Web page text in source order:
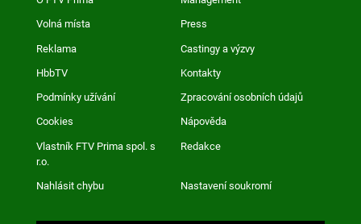
Volná místa Press
Reklama Castingy a výzvy
HbbTV Kontakty
Podmínky užívání Zpracování osobních údajů
Cookies Nápověda
Vlastník FTV Prima spol. s
r.o.
Redakce
Nahlásit chybu Nastavení soukromí